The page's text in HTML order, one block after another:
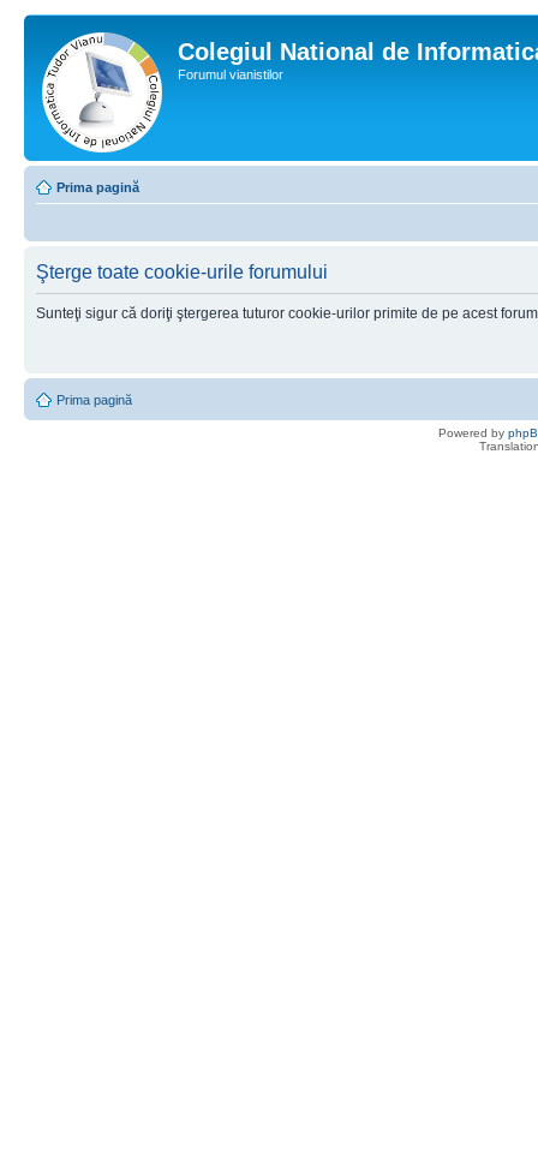
Colegiul National de
Forumul vianistilor
Prima pagină
Şterge toate cookie-urile forumului
Sunteţi sigur că doriţi ştergerea tuturor cookie-urilor primite de pe acest
Prima pagină
Powered by